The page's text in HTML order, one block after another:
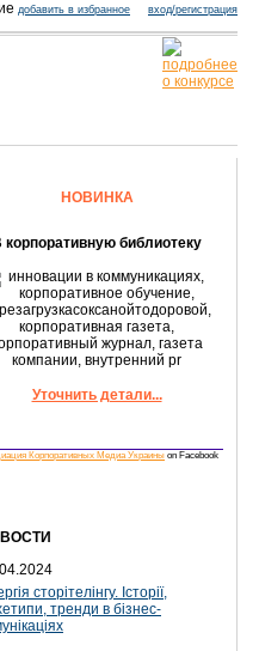
добавить в избранное вход/регистрация
НОВИНКА
корпоративную библиотеку
Уточнить детали...
Корпоративных Медиа Украины on Facebook
сторітелінгу. Історії,
тренди в бізнес-